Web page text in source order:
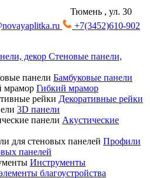
Тюмень , ул. 30
+7(3452)610-902
Стеновые панели,
Бамбуковые панели
Гибкий мрамор
Декоративные рейки
3D панели
Акустические
Профили
панелей
Инструменты